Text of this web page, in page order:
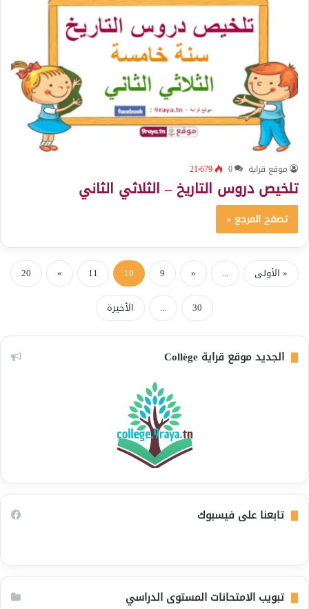
موقع قراية 0 21٬679
تلخيص دروس التاريخ – الثلاثي الثاني
تصفح المرجع »
« الأولى ...
«
9
10
11
»
20
30
... الأخيرة
الجديد موقع قراية Collège
تابعنا على فيسبوك
تبويب الامتحانات المستوى الدراسي